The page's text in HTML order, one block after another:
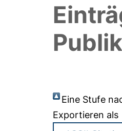
Eine Stufe
Exportieren als